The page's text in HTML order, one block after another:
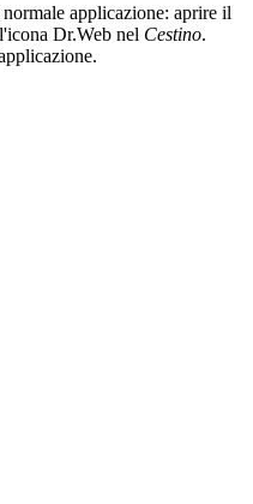
applicazione: aprire il
Dr.Web nel Cestino.